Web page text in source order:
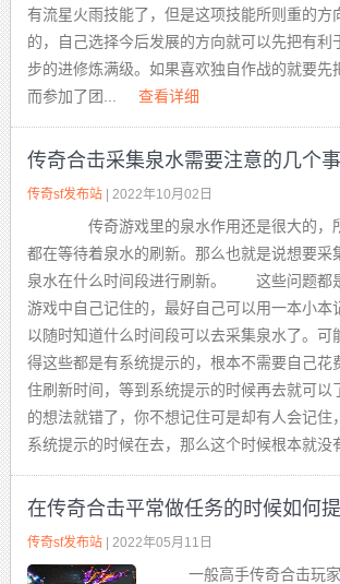
有流星火雨技能了，但是这项技能所则重的方
的，自己选择今后发展的方向就可以先把有利
步的进修炼满级。如果喜欢独自作战的就要先
而参加了团...
查看详细
传奇合击采集泉水需要注意的几个
传奇sf发布站 | 2022年10月02日
传奇游戏里的泉水作用还是很大的，
都在等待着泉水的刷新。那么也就是说想要采
泉水在什么时间段进行刷新。 这些问题都
游戏中自己记住的，最好自己可以用一本小本
以随时知道什么时间段可以去采集泉水了。可
得这些都是有系统提示的，根本不需要自己花
住刷新时间，等到系统提示的时候再去就
的想法就错了，你不想记住可是却有人会记住
系统提示的时候在去，那么这个时候根本就没
在传奇合击平常做任务的时候如何
传奇sf发布站 | 2022年05月11日
一般高手传奇合击玩